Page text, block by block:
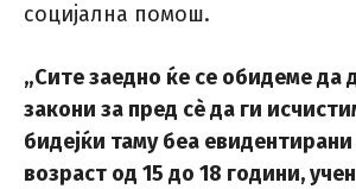
социјална помош.
„Сите заедно ќе се обидеме да
закони за пред сè да ги
бидејќи таму беа
возраст од 15 до 18 години,